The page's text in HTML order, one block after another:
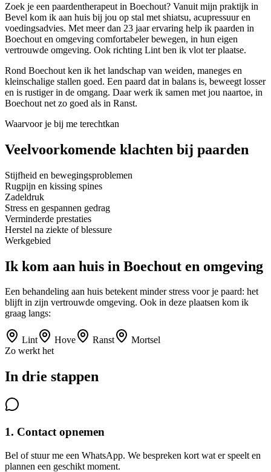
Zoek je een paardentherapeut in Boechout? Vanuit mijn praktijk in
Bevel kom ik aan huis bij jou op stal met shiatsu, acupressuur en
voedingsadvies. Met meer dan 23 jaar ervaring help ik paarden in
Boechout en omgeving comfortabeler bewegen, in hun eigen
vertrouwde omgeving. Ook richting Lint ben ik vlot ter plaatse.
Rond Boechout ken ik het landschap van weiden, maneges en
kleinschalige stallen goed. Een paard dat in balans is, beweegt losser
en is rustiger in de omgang. Daar werk ik samen met jou naartoe, in
Boechout net zo goed als in Ranst.
Waarvoor je bij me terechtkan
Veelvoorkomende klachten bij paarden
Stijfheid en bewegingsproblemen
Rugpijn en kissing spines
Zadeldruk
Stress en gespannen gedrag
Verminderde prestaties
Herstel na ziekte of blessure
Werkgebied
Ik kom aan huis in Boechout en omgeving
Een behandeling aan huis betekent minder stress voor je paard: het
blijft in zijn vertrouwde omgeving. Ook in deze plaatsen kom ik
graag langs:
Lint Hove Ranst
Mortsel
Zo werkt het
In drie stappen
1. Contact opnemen
Bel of stuur me een WhatsApp. We bespreken kort wat er speelt en
plannen een geschikt moment.